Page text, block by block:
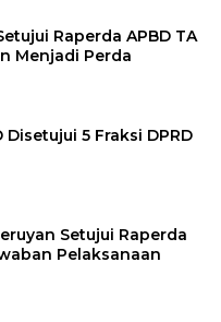
Raperda APBD TA
Menjadi Perda
Disetujui 5 Fraksi DPRD
Setujui Raperda
Pelaksanaan